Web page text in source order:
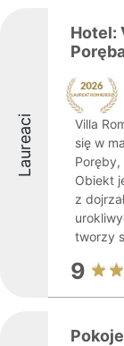
Laureaci
Hotel:
Villa
się w
Obiekt
z
tworzy
9